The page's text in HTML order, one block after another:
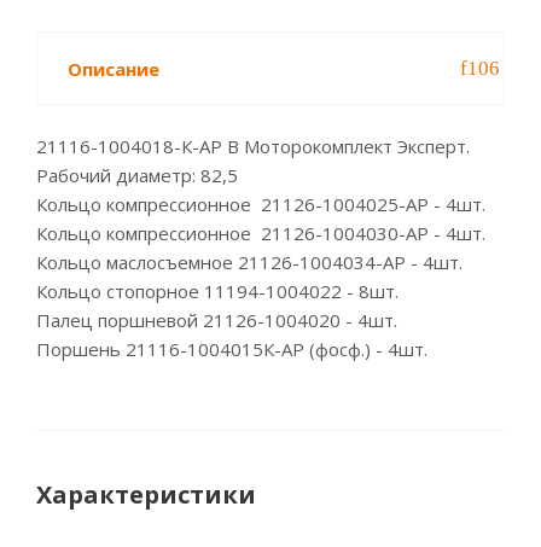
Описание
21116-1004018-К-АР B Моторокомплект Эксперт.
Рабочий диаметр: 82,5
Кольцо компрессионное 21126-1004025-АР - 4шт.
Кольцо компрессионное 21126-1004030-АР - 4шт.
Кольцо маслосъемное 21126-1004034-АР - 4шт.
Кольцо стопорное 11194-1004022 - 8шт.
Палец поршневой 21126-1004020 - 4шт.
Поршень 21116-1004015К-АР (фосф.) - 4шт.
Характеристики